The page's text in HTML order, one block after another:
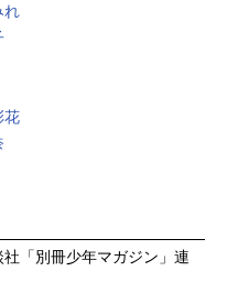
れ
花
「別冊少年マガジン」連